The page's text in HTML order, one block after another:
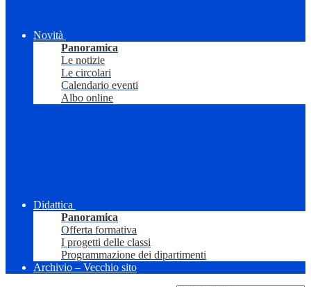
Novità
Panoramica
Le notizie
Le circolari
Calendario eventi
Albo online
Didattica
Panoramica
Offerta formativa
I progetti delle classi
Programmazione dei dipartimenti
Archivio – Vecchio sito